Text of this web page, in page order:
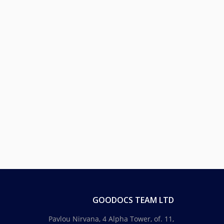
GOODOCS TEAM LTD
Pavlou Nirvana, 4 Alpha Tower, of. 11,